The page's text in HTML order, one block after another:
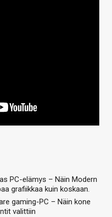
PC-elämys – Näin Modern
grafiikkaa kuin koskaan.
gaming-PC – Näin kone
valittiin